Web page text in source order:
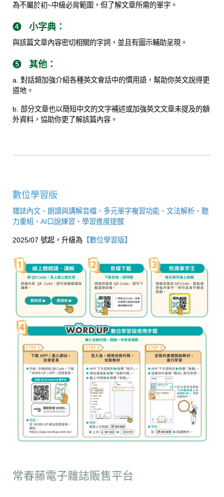
為不屬於初~中級必背範圍，但了解文章所需的單字。
❹ 小字典：
與該篇文章內容密切相關的字詞，並且有圖示輔助呈現。
❺ 其他：
a. 對話類加強介紹各種英文會話中的慣用語，幫助你英文說得更
道地。
b. 部分文章也以簡短中文的文字補述或加強英文文章未提及的額
外資料，協助你更了解該篇內容。
數位學習版
雜誌內文、朗讀與講解音檔、多元單字複習功能、文法解析、聽
力重組、AI口說練習、學習進度提醒
2025/07 號起，升級為 【數位學習版】
常春藤電子雜誌販售平台